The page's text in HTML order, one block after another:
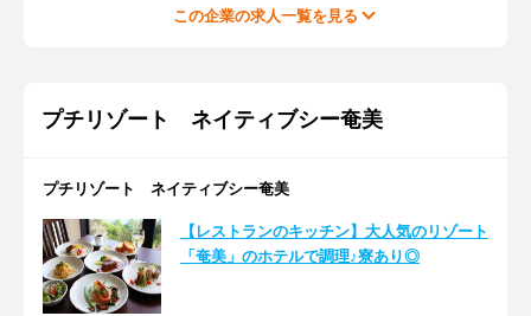
この企業の求人一覧を見る
プチリゾート ネイティブシー奄美
プチリゾート ネイティブシー奄美
【レストランのキッチン】大人気のリゾート
「奄美」のホテルで調理♪寮あり◎